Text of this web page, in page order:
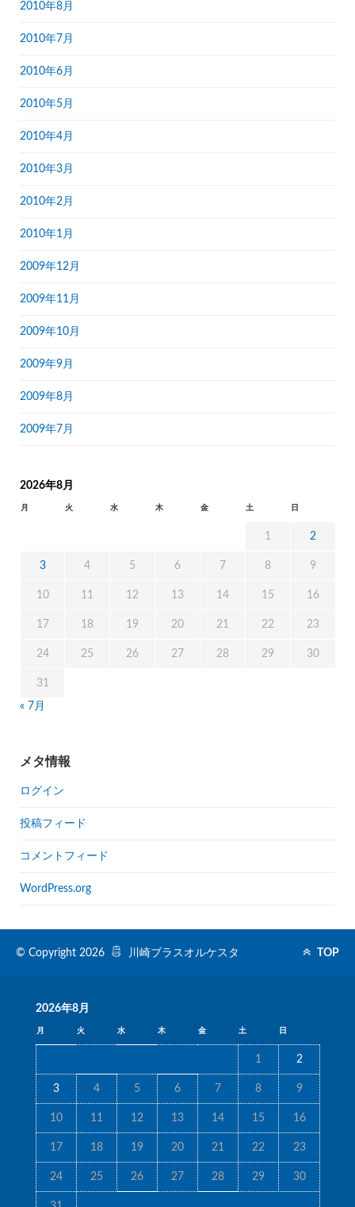
2010年8月
2010年7月
2010年6月
2010年5月
2010年4月
2010年3月
2010年2月
2010年1月
2009年12月
2009年11月
2009年10月
2009年9月
2009年8月
2009年7月
2026年8月
月 火 水 木 金 土 日
1 2
3 4 5 6 7 8 9
10 11 12 13 14 15 16
17 18 19 20 21 22 23
24 25 26 27 28 29 30
31
« 7月
メタ情報
ログイン
投稿フィード
コメントフィード
WordPress.org
© Copyright 2026 川崎ブラスオルケスタ TOP
2026年8月
月 火 水 木 金 土 日
1 2
3 4 5 6 7 8 9
10 11 12 13 14 15 16
17 18 19 20 21 22 23
24 25 26 27 28 29 30